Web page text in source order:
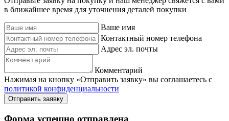
в ближайшее время для уточнения деталей покупки
Ваше имя
Контактный номер телефона
Адрес эл. почты
Комментарий
Нажимая на кнопку «Отправить заявку» вы соглашаетесь с
политикой конфиденциальности
Отправить заявку